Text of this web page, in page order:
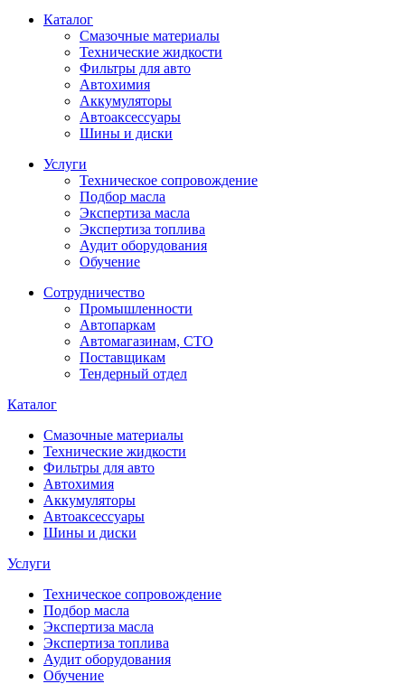
Каталог
Смазочные материалы
Технические жидкости
Фильтры для авто
Автохимия
Аккумуляторы
Автоаксессуары
Шины и диски
Услуги
Техническое сопровождение
Подбор масла
Экспертиза масла
Экспертиза топлива
Аудит оборудования
Обучение
Сотрудничество
Промышленности
Автопаркам
Автомагазинам, СТО
Поставщикам
Тендерный отдел
Каталог
Смазочные материалы
Технические жидкости
Фильтры для авто
Автохимия
Аккумуляторы
Автоаксессуары
Шины и диски
Услуги
Техническое сопровождение
Подбор масла
Экспертиза масла
Экспертиза топлива
Аудит оборудования
Обучение